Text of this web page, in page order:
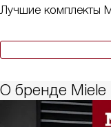
Лучшие комплекты
О бренде Miele